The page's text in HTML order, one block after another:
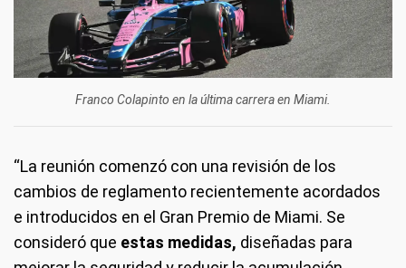
Franco Colapinto en la última carrera en Miami.
“La reunión comenzó con una revisión de los
cambios de reglamento recientemente acordados
e introducidos en el Gran Premio de Miami. Se
consideró que estas medidas, diseñadas para